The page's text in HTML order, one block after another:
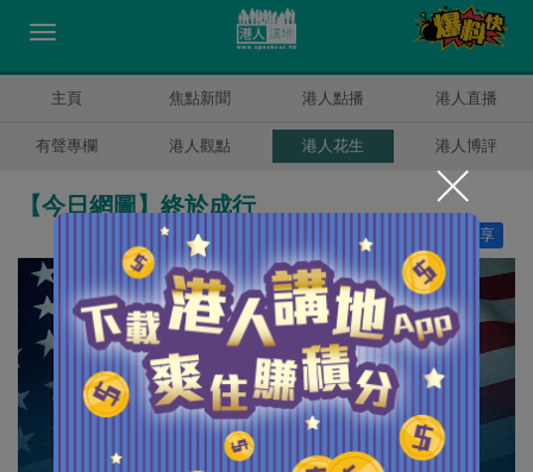
主頁 焦點新聞 港人點播 港人直播
有聲專欄 港人觀點 港人花生 港人博評
【今日網圖】終於成行
分享